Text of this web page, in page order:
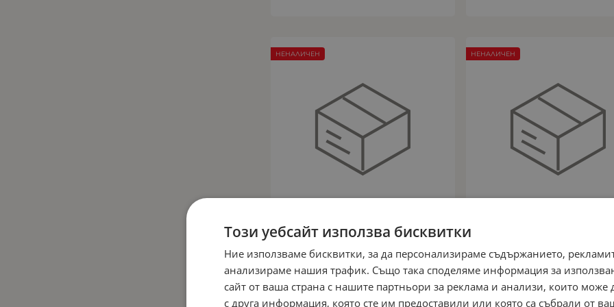
СТОЛ ЗА КОЛА COLONEL
360° 0-36КГ
Арт.№: 37495
НЕНАЛИЧЕН
СТОЛ ЗА КОЛА
0-36КГ
Арт.№: 37488
НЕНАЛИЧЕН
Този уебсайт използва бисквитки
Ние използваме бисквитки, за да персонализираме съдържанието,
анализираме нашия трафик. Също така споделяме информация за
сайт от ваша страна с нашите партньори за реклама и анализи, които може
с друга информация, която сте им предоставили или която са събрали от